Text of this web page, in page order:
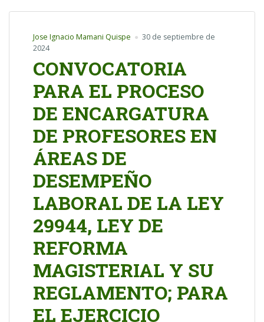
Jose Ignacio Mamani Quispe
30 de septiembre de
2024
CONVOCATORIA
PARA EL PROCESO
DE ENCARGATURA
DE PROFESORES EN
ÁREAS DE
DESEMPEÑO
LABORAL DE LA LEY
29944, LEY DE
REFORMA
MAGISTERIAL Y SU
REGLAMENTO; PARA
EL EJERCICIO